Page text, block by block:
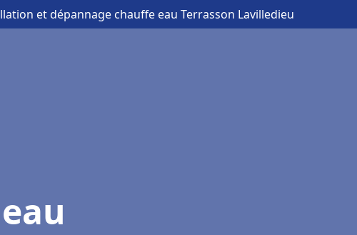
et dépannage chauffe eau Terrasson Lavilledieu